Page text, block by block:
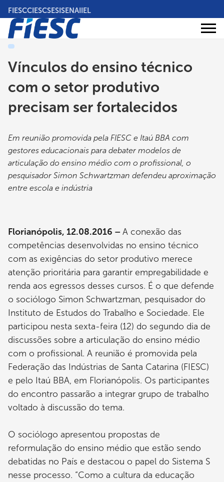
Pular
para
conteúdo
principal
FIESCCIESCSESISENAIIEL
Áreas
Vínculos do ensino técnico
com o setor produtivo
precisam ser fortalecidos
Em reunião promovida pela FIESC e Itaú BBA com
gestores educacionais para debater modelos de
articulação do ensino médio com o profissional, o
pesquisador Simon Schwartzman defendeu aproximação
entre escola e indústria
Florianópolis, 12.08.2016 – A conexão das
competências desenvolvidas no ensino técnico
com as exigências do setor produtivo merece
atenção prioritária para garantir empregabilidade e
renda aos egressos desses cursos. É o que defende
o sociólogo Simon Schwartzman, pesquisador do
Instituto de Estudos do Trabalho e Sociedade. Ele
participou nesta sexta-feira (12) do segundo dia de
discussões sobre a articulação do ensino médio
com o profissional. A reunião é promovida pela
Federação das Indústrias de Santa Catarina (FIESC)
e pelo Itaú BBA, em Florianópolis. Os participantes
do encontro passarão a integrar grupo de trabalho
voltado à discussão do tema.
O sociólogo apresentou propostas de
reformulação do ensino médio que estão sendo
debatidas no País e destacou o papel do Sistema S
nesse processo. “Como a cultura da educação